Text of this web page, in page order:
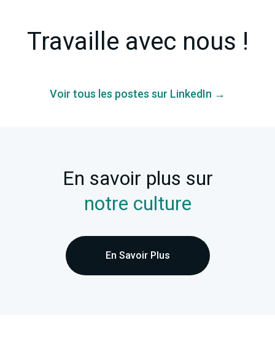
Travaille avec nous !
Voir tous les postes sur LinkedIn →
En savoir plus sur
notre culture
En Savoir Plus